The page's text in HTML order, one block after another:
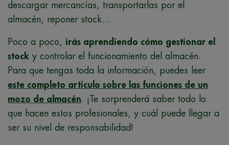
descargar mercancías, transportarlas por el
almacén, reponer stock…
Poco a poco, irás aprendiendo cómo gestionar el
stock y controlar el funcionamiento del almacén.
Para que tengas toda la información, puedes leer
este completo artículo sobre las funciones de un
mozo de almacén. ¡Te sorprenderá saber todo lo
que hacen estos profesionales, y cuál puede llegar a
ser su nivel de responsabilidad!